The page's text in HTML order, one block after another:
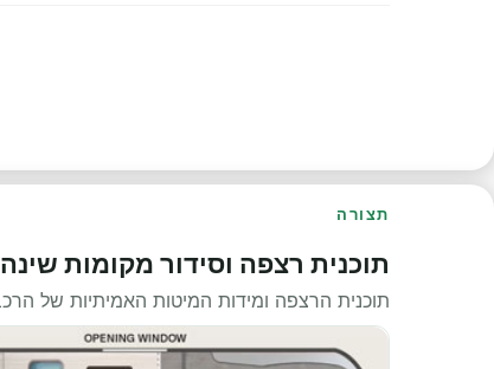
תצורה
תוכנית רצפה וסידור מקומות שינה
תוכנית הרצפה ומידות המיטות האמיתיות של